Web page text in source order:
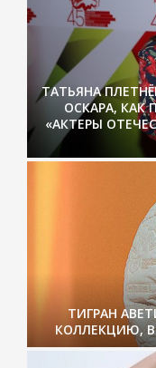
ТАТЬЯНА
ОСКАРА,
«АКТЕРЫ
ТИГРАН
КОЛЛЕКЦИЮ,